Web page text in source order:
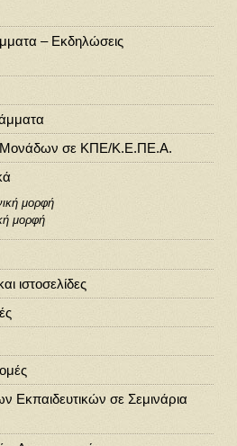
– Εκδηλώσεις
Μονάδων σε ΚΠΕ/Κ.Ε.ΠΕ.Α.
μορφή
μορφή
ιστοσελίδες
Εκπαιδευτικών σε Σεμινάρια